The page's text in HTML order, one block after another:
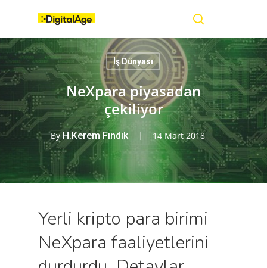
content
İş Dünyası
NeXpara piyasadan
çekiliyor
By H.Kerem Fındık 14 Mart 2018
Yerli kripto para birimi
NeXpara faaliyetlerini